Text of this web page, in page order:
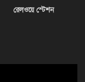
রেলওয়ে স্টেশন